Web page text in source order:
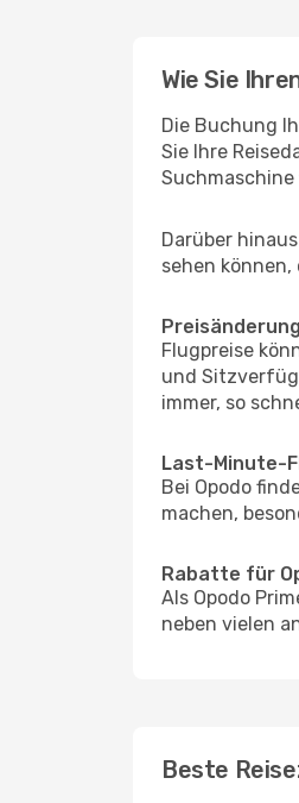
Wie Sie
Die Buchung
Sie Ihre
Darüber
sehen
Flugpreise
und
immer, so
Last-Minute-
Bei Opodo
machen,
Rabatte für
Als Opodo
neben vielen
Beste